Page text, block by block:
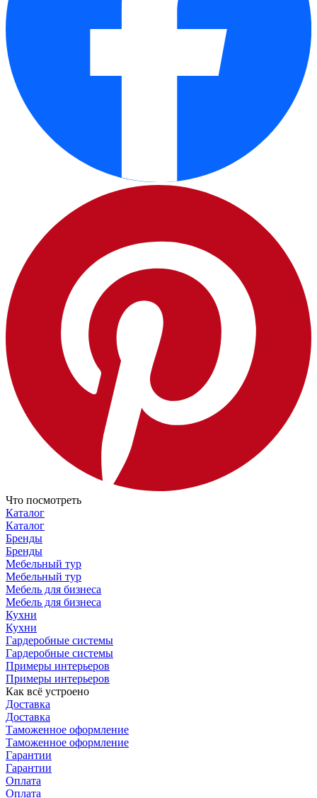
Что посмотреть
Каталог
Каталог
Бренды
Бренды
Мебельный тур
Мебельный тур
Мебель для бизнеса
Мебель для бизнеса
Кухни
Кухни
Гардеробные системы
Гардеробные системы
Примеры интерьеров
Примеры интерьеров
Как всё устроено
Доставка
Доставка
Таможенное оформление
Таможенное оформление
Гарантии
Гарантии
Оплата
Оплата